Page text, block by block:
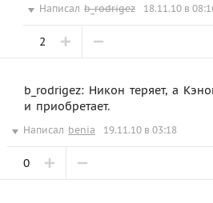
Написал b_rodrigez 18.11.10 в
2
b_rodrigez: Никон теряет, а
и приобретает.
Написал benia 19.11.10 в 03:18
0